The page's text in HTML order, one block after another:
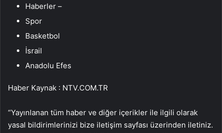
Haberler –
Spor
Basketbol
İsrail
Anadolu Efes
Haber Kaynak : NTV.COM.TR
“Yayınlanan tüm haber ve diğer içerikler ile ilgili olarak
yasal bildirimlerinizi bize iletişim sayfası üzerinden iletiniz.